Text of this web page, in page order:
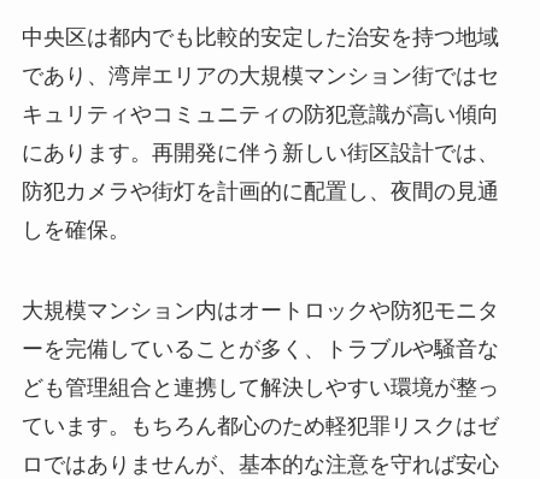
中央区は都内でも比較的安定した治安を持つ地域
であり、湾岸エリアの大規模マンション街ではセ
キュリティやコミュニティの防犯意識が高い傾向
にあります。再開発に伴う新しい街区設計では、
防犯カメラや街灯を計画的に配置し、夜間の見通
しを確保。
大規模マンション内はオートロックや防犯モニタ
ーを完備していることが多く、トラブルや騒音な
ども管理組合と連携して解決しやすい環境が整っ
ています。もちろん都心のため軽犯罪リスクはゼ
ロではありませんが、基本的な注意を守れば安心